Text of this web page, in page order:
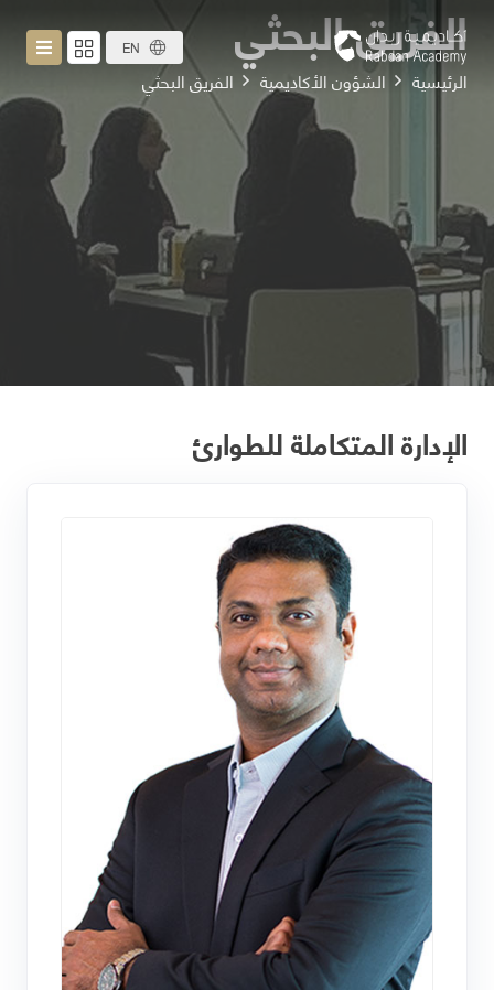
EN الفريق البحثي
الرئيسية الشؤون الأكاديمية الفريق البحثي
الإدارة المتكاملة للطوارئ